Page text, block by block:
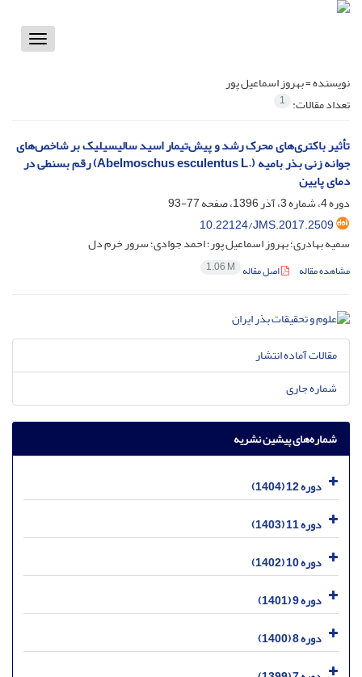
Toggle
نویسنده =بهروز اسماعیل پور
تعداد مقالات: 1
تأثیر باکتری‌های محرک رشد و پیش‌تیمار اسید سالیسیلیک بر شاخص‌های
جوانه زنی بذر بامیه (.Abelmoschus esculentus L) رقم بسنطی در
دمای پایین
دوره 4، شماره 3، آذر 1396، صفحه
77-93
10.22124/JMS.2017.2509
سمیه بهادری؛ بهروز اسماعیل پور؛ احمد جوادی؛ سرور خرم دل
مشاهده مقاله اصل مقاله 1.06 M
مقالات آماده انتشار
شماره جاری
شماره‌های پیشین نشریه
دوره 12 (1404)
دوره 11 (1403)
دوره 10 (1402)
دوره 9 (1401)
دوره 8 (1400)